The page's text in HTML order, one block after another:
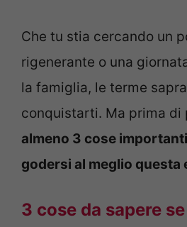
Che tu stia cercando un
rigenerante o una
la famiglia, le terme
conquistarti. Ma prima di
almeno 3 cose
godersi al meglio questa
3 cose da sapere